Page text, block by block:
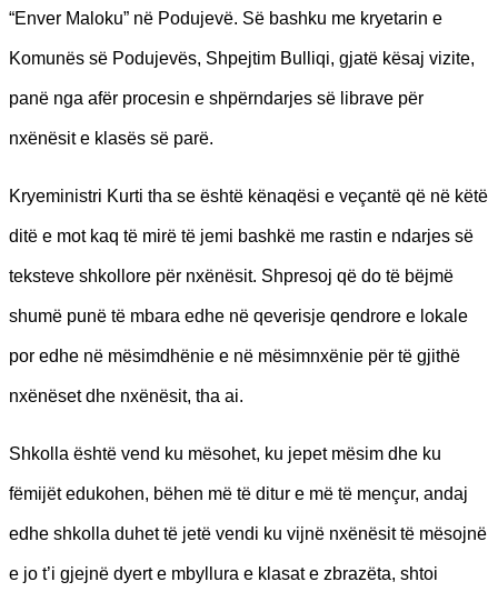
“Enver Maloku” në Podujevë. Së bashku me kryetarin e
Komunës së Podujevës, Shpejtim Bulliqi, gjatë kësaj vizite,
panë nga afër procesin e shpërndarjes së librave për
nxënësit e klasës së parë.
Kryeministri Kurti tha se është kënaqësi e veçantë që në këtë
ditë e mot kaq të mirë të jemi bashkë me rastin e ndarjes së
teksteve shkollore për nxënësit. Shpresoj që do të bëjmë
shumë punë të mbara edhe në qeverisje qendrore e lokale
por edhe në mësimdhënie e në mësimnxënie për të gjithë
nxënëset dhe nxënësit, tha ai.
Shkolla është vend ku mësohet, ku jepet mësim dhe ku
fëmijët edukohen, bëhen më të ditur e më të mençur, andaj
edhe shkolla duhet të jetë vendi ku vijnë nxënësit të mësojnë
e jo t’i gjejnë dyert e mbyllura e klasat e zbrazëta, shtoi